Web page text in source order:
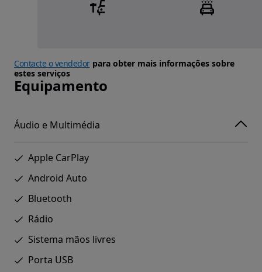
Contacte o vendedorpara obter mais informações sobre
estes serviços
Equipamento
Áudio e Multimédia
Apple CarPlay
Android Auto
Bluetooth
Rádio
Sistema mãos livres
Porta USB